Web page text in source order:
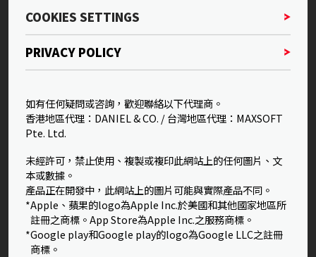
COOKIES SETTINGS
PRIVACY POLICY
如有任何疑問或咨詢，歡迎聯絡以下代理商。
香港地區代理：DANIEL & CO. / 台灣地區代理：MAXSOFT
Pte. Ltd.
未經許可，禁止使用、複製或複印此網站上的任何圖片、文
本或數據。
產品正在開發中，此網站上的圖片可能與實際產品不同。
*Apple、蘋果的logo為Apple Inc.於美國和其他國家地區所
註冊之商標。App Store為Apple Inc.之服務商標。
*Google play和Google play的logo為Google LLC之註冊
商標。